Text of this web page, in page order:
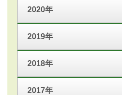
2020年
2019年
2018年
2017年